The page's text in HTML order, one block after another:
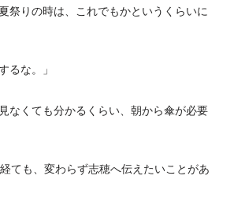
祭りの時は、これでもかというくらいに
るな。」
なくても分かるくらい、朝から傘が必要
ても、変わらず志穂へ伝えたいことがあ